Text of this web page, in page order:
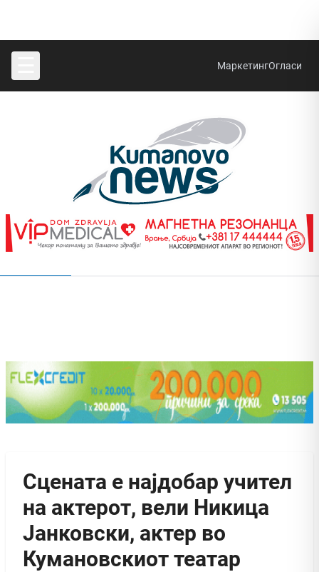
МаркетингОгласи
Сцената е најдобар учител
на актерот, вели Никица
Јанковски, актер во
Кумановскиот театар